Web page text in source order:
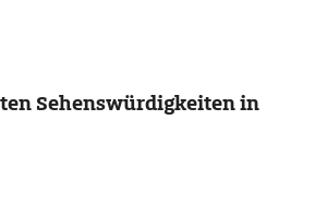
Sehenswürdigkeiten in